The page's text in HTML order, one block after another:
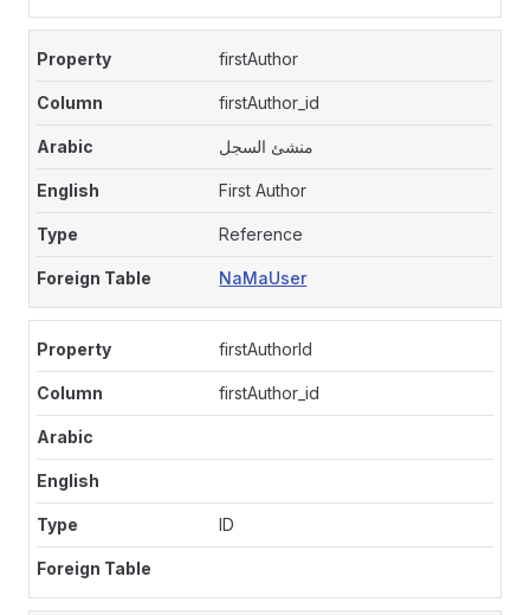
firstAuthor
firstAuthor_id
منشئ السجل
First Author
Reference
NaMaUser
firstAuthorId
firstAuthor_id
ID